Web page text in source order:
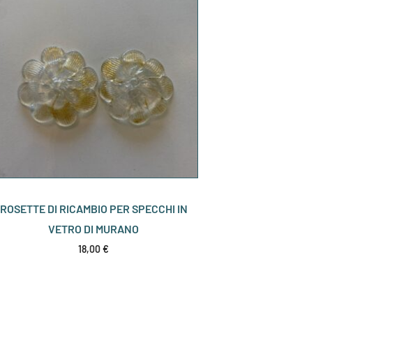
ROSETTE DI RICAMBIO PER SPECCHI IN
VETRO DI MURANO
18,00€